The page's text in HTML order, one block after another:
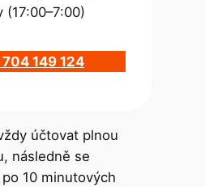
(17:00–7:00)
149 124
účtovat plnou
následně se
10 minutových